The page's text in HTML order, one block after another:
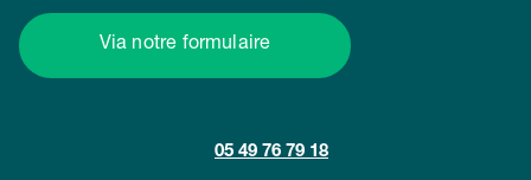
Via notre formulaire
05 49 76 79 18